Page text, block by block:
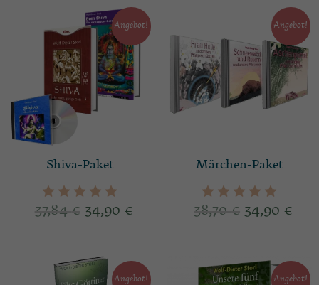
Angebot!
Shiva-Paket
37,84 € 34,90 €
Angebot!
Märchen-Paket
38,70 € 34,90€
Angebot! Angebot!